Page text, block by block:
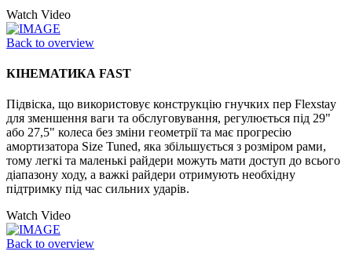
Watch Video
Back to overview
КІНЕМАТИКА FAST
Підвіска, що використовує конструкцію гнучких пер Flexstay
для зменшення ваги та обслуговування, регулюється під 29"
або 27,5" колеса без зміни геометрії та має прогресію
амортизатора Size Tuned, яка збільшується з розміром рами,
тому легкі та маленькі райдери можуть мати доступ до всього
діапазону ходу, а важкі райдери отримують необхідну
підтримку під час сильних ударів.
Watch Video
Back to overview